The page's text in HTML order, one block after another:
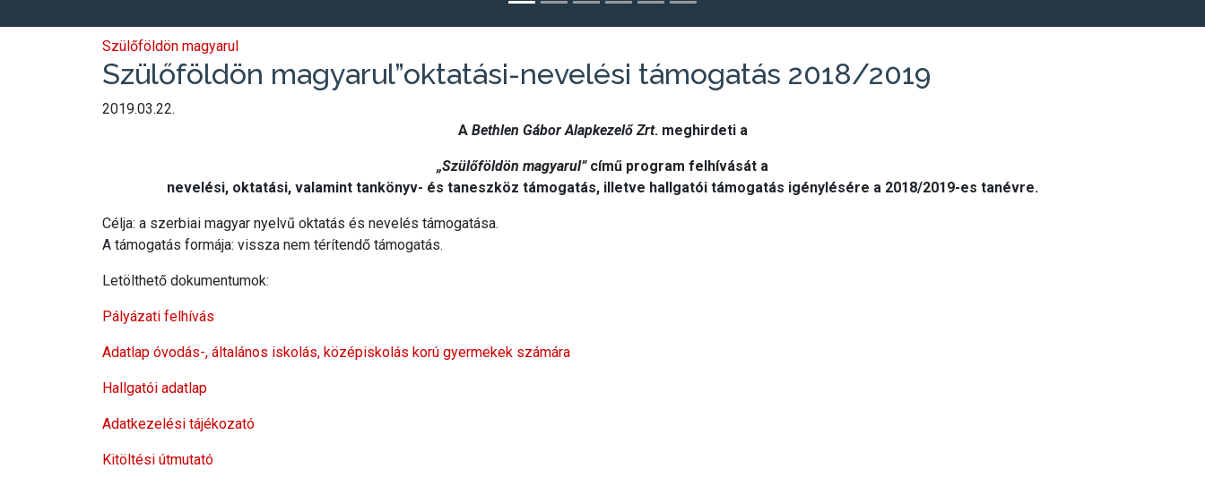
Szülőföldön magyarul
Szülőföldön magyarul”oktatási-nevelési támogatás 2018/2019
2019.03.22.
A Bethlen Gábor Alapkezelő Zrt. meghirdeti a
„Szülőföldön magyarul”című program felhívását a
nevelési, oktatási, valamint tankönyv- és taneszköz támogatás, illetve hallgatói támogatás igénylésére a 2018/2019-es tanévre.
Célja: a szerbiai magyar nyelvű oktatás és nevelés támogatása.
A támogatás formája: vissza nem térítendő támogatás.
Letölthető dokumentumok:
Pályázati felhívás
Adatlap óvodás-, általános iskolás, középiskolás korú gyermekek számára
Hallgatói adatlap
Adatkezelési tájékozató
Kitöltési útmutató